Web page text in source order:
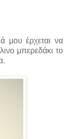
μου έρχεται να
μπερεδάκι το